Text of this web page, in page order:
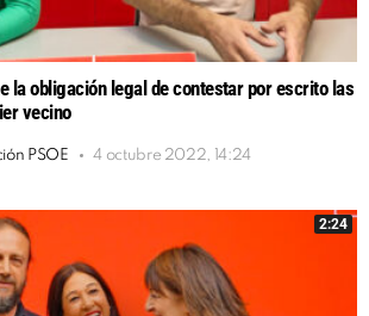
la obligación legal de contestar por escrito las
vecino
PSOE 4 octubre 2022, 14:24
2:24